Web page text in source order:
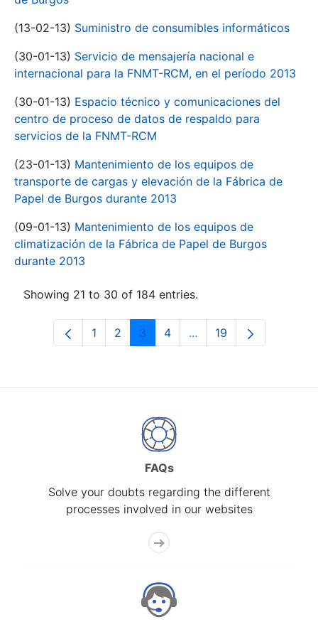
(13-02-13) Suministro de consumibles informáticos
(30-01-13) Servicio de mensajería nacional e
internacional para la FNMT-RCM, en el período 2013
(30-01-13) Espacio técnico y comunicaciones del
centro de proceso de datos de respaldo para
servicios de la FNMT-RCM
(23-01-13) Mantenimiento de los equipos de
transporte de cargas y elevación de la Fábrica de
Papel de Burgos durante 2013
(09-01-13) Mantenimiento de los equipos de
climatización de la Fábrica de Papel de Burgos
durante 2013
Showing 21 to 30 of 184 entries.
Page
1 Page
2 Page
3 Page
4 ...Intermediate Pages
Page
19
FAQs
Solve your doubts regarding the different
processes involved in our websites